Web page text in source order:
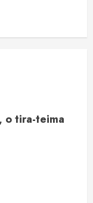
o tira-teima